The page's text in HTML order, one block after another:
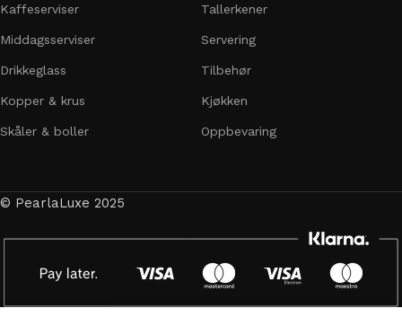
Kaffeserviser
Middagsserviser
Drikkeglass
Kopper & krus
Skåler & boller
Tallerkener
Servering
Tilbehør
Kjøkken
Oppbevaring
© PearlaLuxe 2025